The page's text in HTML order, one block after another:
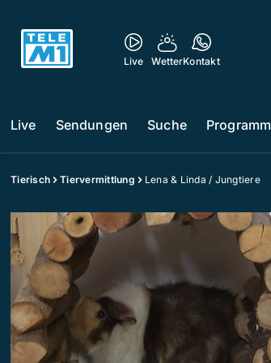
Live WetterKontakt
Live Sendungen Suche Programm
Tierisch Tiervermittlung Lena & Linda / Jungtiere